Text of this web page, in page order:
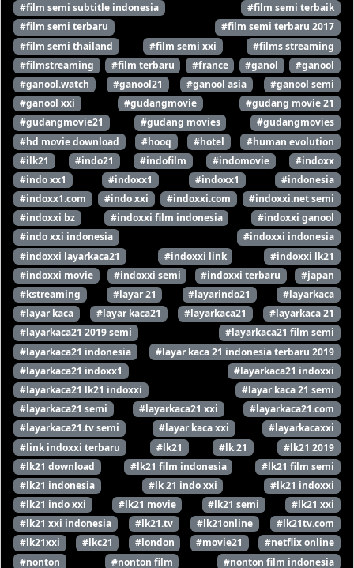
#film semi subtitle indonesia
#film semi terbaik
#film semi terbaru
#film semi terbaru 2017
#film semi thailand
#film semi xxi
#films streaming
#filmstreaming
#film terbaru #france #ganol
#ganool
#ganool.watch
#ganool21 #ganool asia
#ganool semi
#ganool xxi
#gudangmovie
#gudang movie 21
#gudangmovie21
#gudang movies
#gudangmovies
#hd movie download
#hooq #hotel
#human evolution
#ilk21
#indo21 #indofilm #indomovie
#indoxx
#indo xx1
#indoxx1 #indoxx1
#indonesia
#indoxx1.com
#indo xxi #indoxxi.com
#indoxxi.net semi
#indoxxi bz
#indoxxi film indonesia
#indoxxi ganool
#indo xxi indonesia
#indoxxi indonesia
#indoxxi layarkaca21
#indoxxi link
#indoxxi lk21
#indoxxi movie
#indoxxi semi #indoxxi terbaru
#japan
#kstreaming
#layar 21 #layarindo21
#layarkaca
#layar kaca
#layar kaca21 #layarkaca21
#layarkaca 21
#layarkaca21 2019 semi
#layarkaca21 film semi
#layarkaca21 indonesia
#layar kaca 21 indonesia terbaru 2019
#layarkaca21 indoxx1
#layarkaca21 indoxxi
#layarkaca21 lk21 indoxxi
#layar kaca 21 semi
#layarkaca21 semi
#layarkaca21 xxi
#layarkaca21.com
#layarkaca21.tv semi
#layar kaca xxi
#layarkacaxxi
#link indoxxi terbaru
#lk21 #lk 21
#lk21 2019
#lk21 download
#lk21 film indonesia
#lk21 film semi
#lk21 indonesia
#lk 21 indo xxi
#lk21 indoxxi
#lk21 indo xxi
#lk21 movie #lk21 semi
#lk21 xxi
#lk21 xxi indonesia
#lk21.tv #lk21online
#lk21tv.com
#lk21xxi
#lkc21 #london #movie21
#netflix online
#nonton
#nonton film
#nonton film indonesia